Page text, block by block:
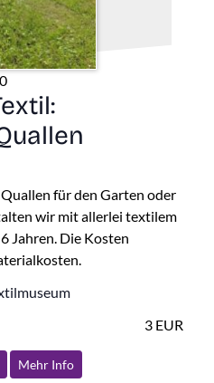
für den Garten oder
wir mit allerlei textilem
Jahren. Die Kosten
3 EUR
Mehr Info